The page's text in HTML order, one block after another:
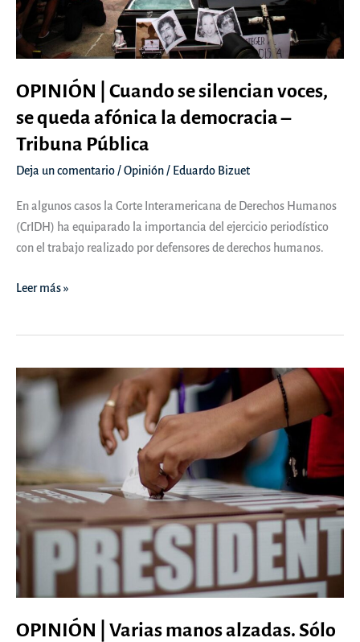
OPINIÓN | Cuando se silencian voces,
se queda afónica la democracia –
Tribuna Pública
Deja un comentario/Opinión/ Eduardo Bizuet
En algunos casos la Corte Interamericana de Derechos Humanos
(CrIDH) ha equiparado la importancia del ejercicio periodístico
con el trabajo realizado por defensores de derechos humanos.
OPINIÓN
silencian
voces,
afónica
la
democracia
Pública
Leer más »
OPINIÓN | Varias manos alzadas. Sólo